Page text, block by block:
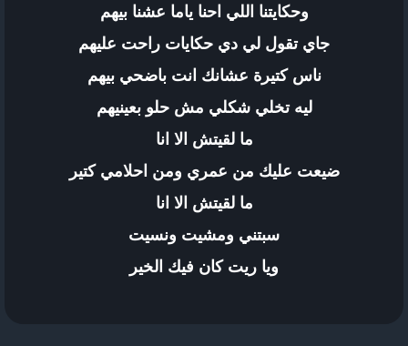
وحكايتنا اللي احنا ياما عشنا بيهم
جاي تقول لي دي حكايات راحت عليهم
ناس كتيرة عشانك انت باضحي بيهم
ليه تخلي شكلي مش حلو بعينيهم
ما لقيتش الا انا
ضيعت عليك من عمري ومن احلامي كتير
ما لقيتش الا انا
سبتني ومشيت ونسيت
ويا ريت كان فيك الخير